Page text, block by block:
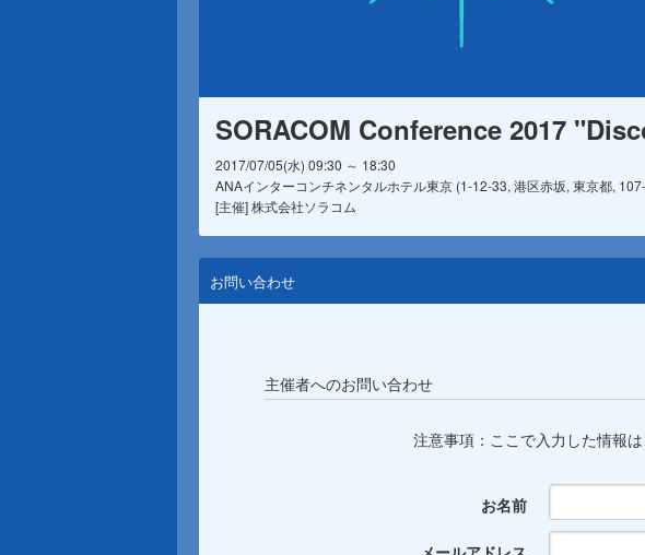
SORACOM Conference 2017
2017/07/05(水) 09:30 ～ 18:30
ANAインターコンチネンタルホテル東京 (1-12-33, 港区赤坂, 東京都,
[主催] 株式会社ソラコム
お問い合わせ
主催者へのお問い合わせ
注意事項：ここで入力した情報
お名前